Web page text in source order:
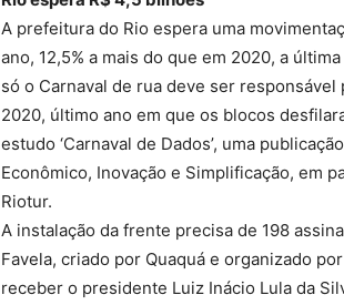
A prefeitura do Rio espera uma
ano, 12,5% a mais do que em 2020, a
só o Carnaval de rua deve ser
2020, último ano em que os blocos
estudo ‘Carnaval de Dados’, uma
Econômico, Inovação e Simplificação, em
Riotur.
A instalação da frente precisa de 198
Favela, criado por Quaquá e organizado
receber o presidente Luiz Inácio Lula da